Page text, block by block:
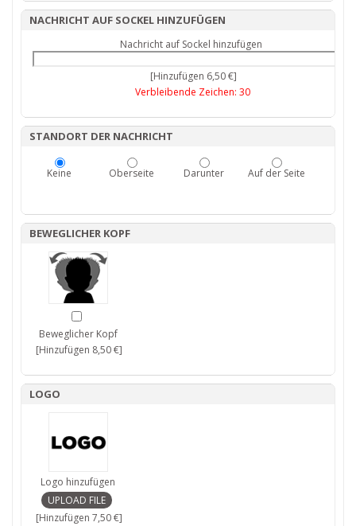
NACHRICHT AUF SOCKEL HINZUFÜGEN
Nachricht auf Sockel hinzufügen
[Hinzufügen 6,50 €]
Verbleibende Zeichen: 30
STANDORT DER NACHRICHT
Keine Oberseite Darunter Auf der Seite
BEWEGLICHER KOPF
Beweglicher Kopf
[Hinzufügen 8,50 €]
LOGO
Logo hinzufügen
[Hinzufügen 7,50 €]